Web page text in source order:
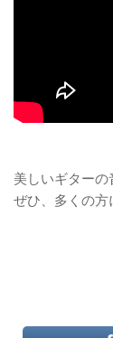
美しいギターの
ぜひ、多くの方